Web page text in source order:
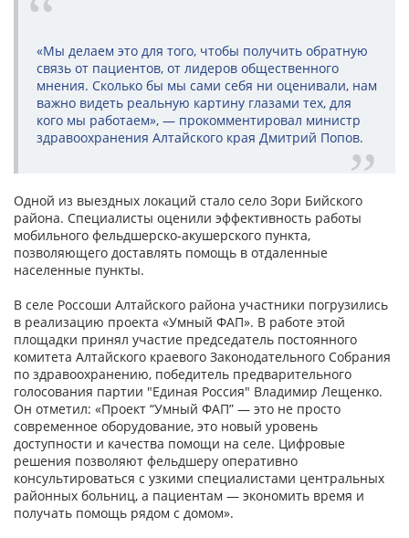
«Мы делаем это для того, чтобы получить обратную
связь от пациентов, от лидеров общественного
мнения. Сколько бы мы сами себя ни оценивали, нам
важно видеть реальную картину глазами тех, для
кого мы работаем», — прокомментировал министр
здравоохранения Алтайского края Дмитрий Попов.
Одной из выездных локаций стало село Зори Бийского
района. Специалисты оценили эффективность работы
мобильного фельдшерско-акушерского пункта,
позволяющего доставлять помощь в отдаленные
населенные пункты.
В селе Россоши Алтайского района участники погрузились
в реализацию проекта «Умный ФАП». В работе этой
площадки принял участие председатель постоянного
комитета Алтайского краевого Законодательного Собрания
по здравоохранению, победитель предварительного
голосования партии "Единая Россия" Владимир Лещенко.
Он отметил: «Проект “Умный ФАП” — это не просто
современное оборудование, это новый уровень
доступности и качества помощи на селе. Цифровые
решения позволяют фельдшеру оперативно
консультироваться с узкими специалистами центральных
районных больниц, а пациентам — экономить время и
получать помощь рядом с домом».